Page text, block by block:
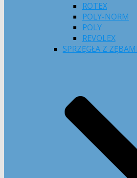
ROTEX
POLY-NORM
POLY
REVOLEX
SPRZĘGŁA Z